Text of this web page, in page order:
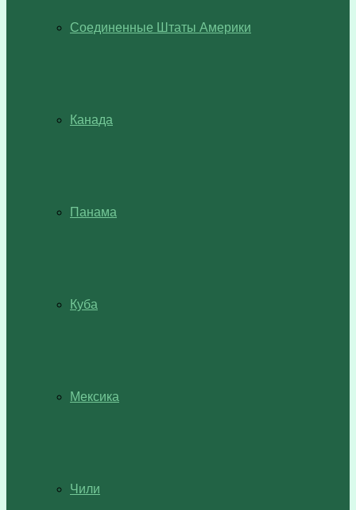
Соединенные Штаты Америки
Канада
Панама
Куба
Мексика
Чили